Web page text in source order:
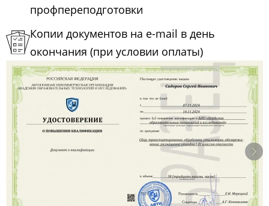
профпереподготовки
Копии документов на e-mail в день
окончания (при условии оплаты)